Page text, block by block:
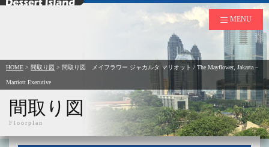
デザートアイランド
MENU
HOME > 間取り図 > 間取り図 メイフラワー ジャカルタ マリオット / The Mayflower, Jakarta –
Marriott Executive
間取り図
Floorplan